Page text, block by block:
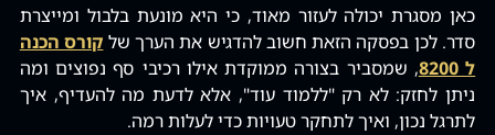
כאן מסגרת יכולה לעזור מאוד‚ כי היא מונעת בלבול ומייצרת
סדר. לכן בפסקה הזאת חשוב להדגיש את הערך של קורס הכנה
ל 8200
‚ שמסביר בצורה ממוקדת אילו רכיבי סף נפוצים ומה
ניתן לחזק: לא רק "ללמוד עוד"‚ אלא לדעת מה להעדיף‚ איך
לתרגל נכון‚ ואיך לתחקר טעויות כדי לעלות רמה.